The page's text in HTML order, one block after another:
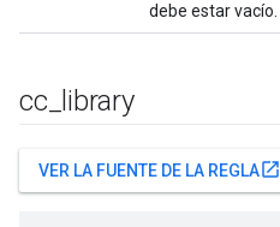
debe estar vacío.
cc library
VER LA FUENTE DE LA REGLAopen_in_new